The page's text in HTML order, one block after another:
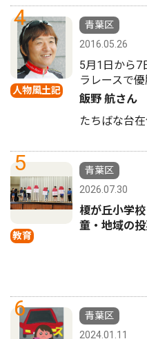
4
人物風土記
青葉区
2016.05.26
5月1日から7
ラレースで
飯野 航さん
たちばな台
5
教育
青葉区
2026.07.30
榎が丘小学
童・地域の
6
青葉区
2024.01.11